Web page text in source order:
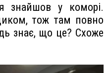
знайшов у коморі.
тож там повно
знає, що це? Схоже